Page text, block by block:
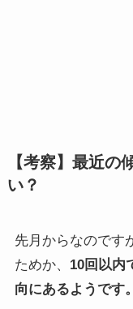
【考察】最近の
い？
先月からなのです
ためか、 10回以内
向にあるようです。